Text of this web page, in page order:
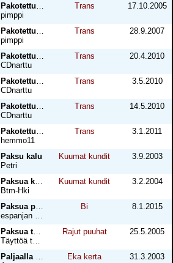
pimppi
Trans 17.10.2005
pimppi
Trans 28.9.2007
CDnarttu
Trans 20.4.2010
CDnarttu
Trans 3.5.2010
CDnarttu
Trans 14.5.2010
hemmo11
Trans 3.1.2011
Paksu kalu
Petri
Kuumat kundit 3.9.2003
Btm-Hki
Kuumat kundit 3.2.2004
espanjan lomailija
Bi 8.1.2015
Paksua taukotilassa
Täyttöä toivova
Rajut puuhat 25.5.2005
Eka kerta 31.3.2003